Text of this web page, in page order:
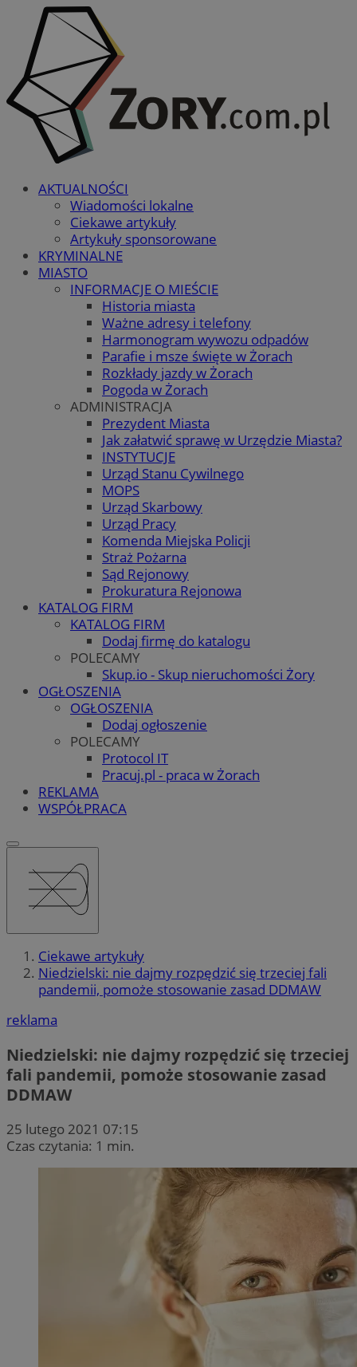
AKTUALNOŚCI
Wiadomości lokalne
Ciekawe artykuły
Artykuły sponsorowane
KRYMINALNE
MIASTO
INFORMACJE O MIEŚCIE
Historia miasta
Ważne adresy i telefony
Harmonogram wywozu odpadów
Parafie i msze święte w Żorach
Rozkłady jazdy w Żorach
Pogoda w Żorach
ADMINISTRACJA
Prezydent Miasta
Jak załatwić sprawę w Urzędzie Miasta?
INSTYTUCJE
Urząd Stanu Cywilnego
MOPS
Urząd Skarbowy
Urząd Pracy
Komenda Miejska Policji
Straż Pożarna
Sąd Rejonowy
Prokuratura Rejonowa
KATALOG FIRM
KATALOG FIRM
Dodaj firmę do katalogu
POLECAMY
Skup.io - Skup nieruchomości Żory
OGŁOSZENIA
OGŁOSZENIA
Dodaj ogłoszenie
POLECAMY
Protocol IT
Pracuj.pl - praca w Żorach
REKLAMA
WSPÓŁPRACA
Ciekawe artykuły
Niedzielski: nie dajmy rozpędzić się trzeciej fali
pandemii, pomoże stosowanie zasad DDMAW
reklama
Niedzielski: nie dajmy rozpędzić się trzeciej
fali pandemii, pomoże stosowanie zasad
DDMAW
25 lutego 2021 07:15
Czas czytania: 1 min.